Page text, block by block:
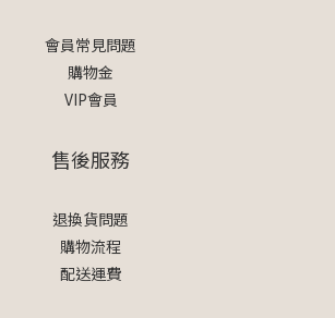
會員常見問題
購物金
VIP會員
售後服務
退換貨問題
購物流程
配送運費